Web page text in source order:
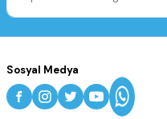
Sosyal Medya